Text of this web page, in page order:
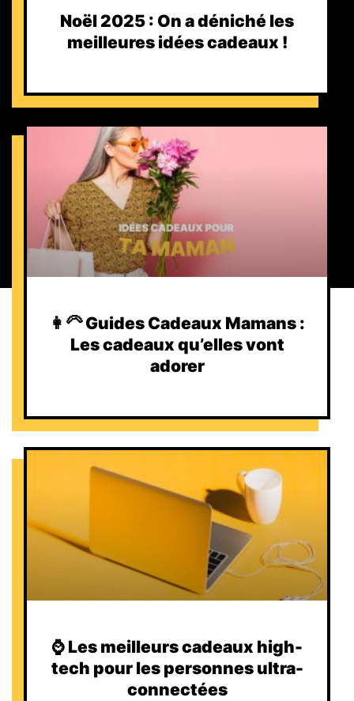
Noël 2025 : On a déniché les
meilleures idées cadeaux !
👩‍🦳 Guides Cadeaux Mamans :
Les cadeaux qu’elles vont
adorer
⌚️ Les meilleurs cadeaux high-
tech pour les personnes ultra-
connectées